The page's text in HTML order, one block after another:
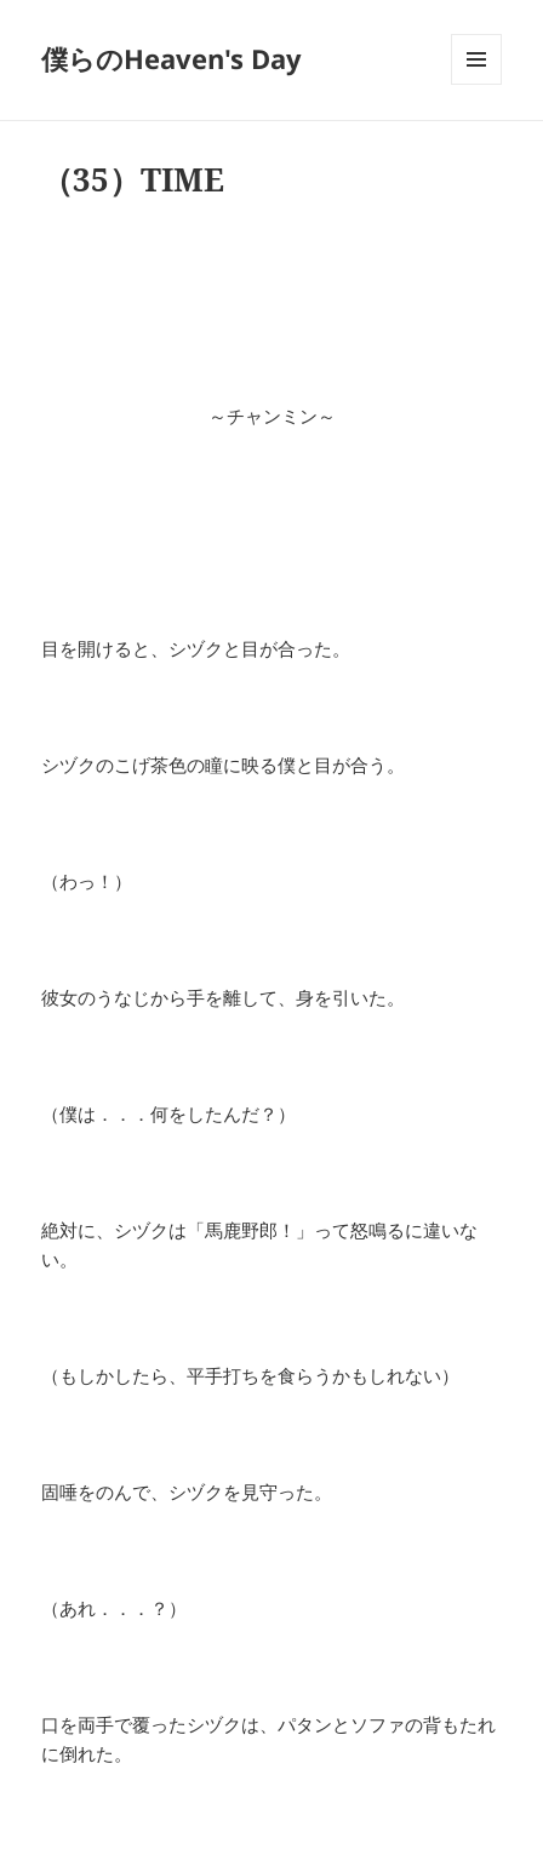
僕らのHeaven's Day
（35）TIME
～チャンミン～
目を開けると、シヅクと目が合った。
​シヅクのこげ茶色の瞳に映る僕と目が合う。
（わっ！）
彼女のうなじから手を離して、身を引いた。
​（僕は．．．何をしたんだ？）
絶対に、シヅクは「馬鹿野郎！」って怒鳴るに違いな
い。
（もしかしたら、平手打ちを食らうかもしれない）
​固唾をのんで、シヅクを見守った。
（あれ．．．？）
口を両手で覆ったシヅクは、パタンとソファの背もたれ
に倒れた。